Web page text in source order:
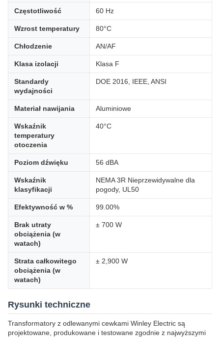
Częstotliwość 60 Hz
Wzrost temperatury 80°C
Chłodzenie AN/AF
Klasa izolacji Klasa F
Standardy
wydajności
DOE 2016, IEEE, ANSI
Materiał nawijania Aluminiowe
Wskaźnik
temperatury
otoczenia
40°C
Poziom dźwięku 56 dBA
Wskaźnik
klasyfikacji
NEMA 3R Nieprzewidywalne dla
pogody, UL50
Efektywność w % 99.00%
Brak utraty
obciążenia (w
watach)
± 700 W
Strata całkowitego
obciążenia (w
watach)
± 2,900 W
Rysunki techniczne
Transformatory z odlewanymi cewkami Winley Electric są
projektowane, produkowane i testowane zgodnie z najwyższymi